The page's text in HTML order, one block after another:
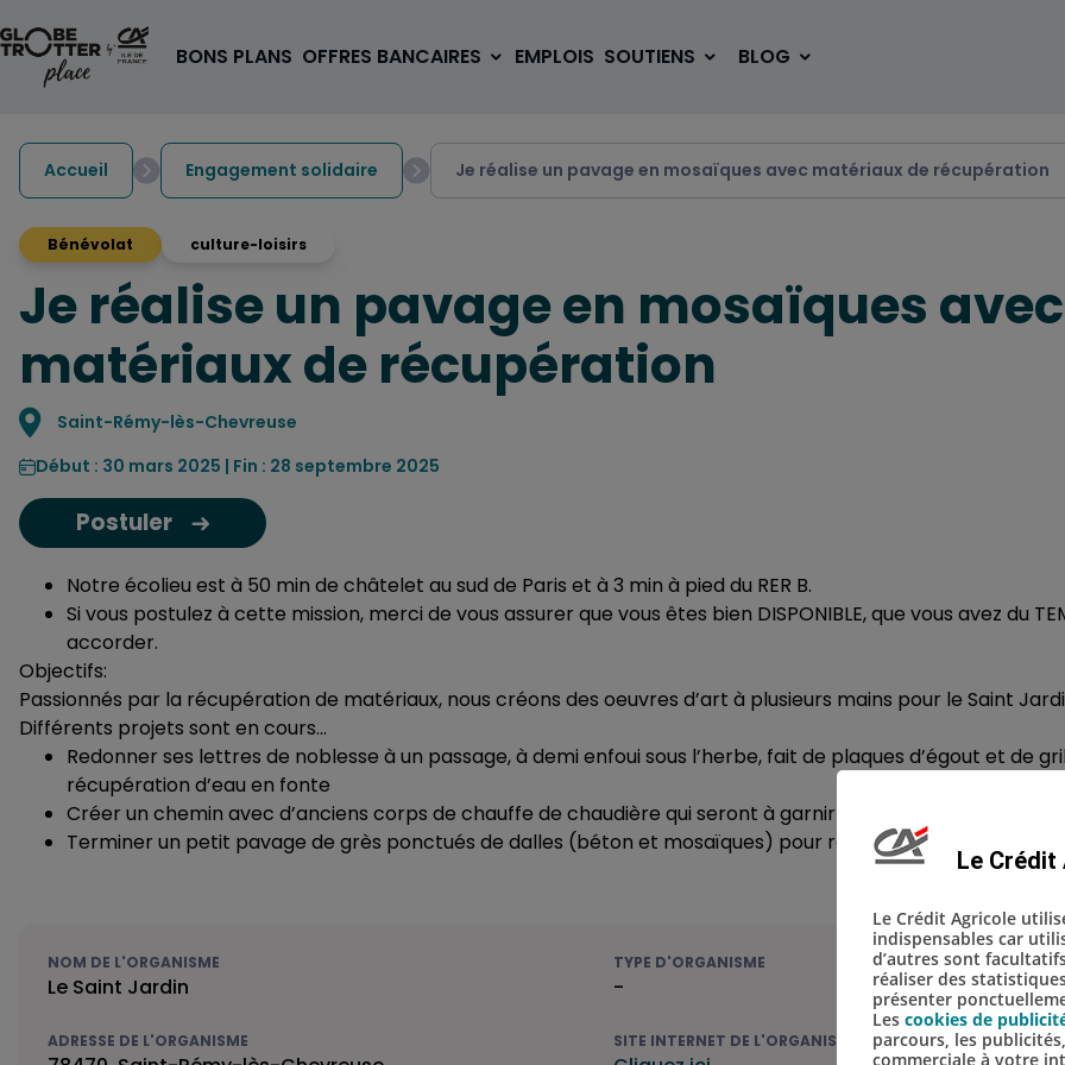
BONS PLANS OFFRES BANCAIRES EMPLOIS SOUTIENS BLOG
1 carte, 0 frais à l'étranger
pour les 18/30 ans VOYAGER ÉTUDIER
Accueil Engagement solidaire Je réalise un pavage en mosaïques avec matériaux de récupération
Bénévolat culture-loisirs
Je réalise un pavage en mosaïques avec
matériaux de récupération
Localisation
Saint-Rémy-lès-Chevreuse
Début : 30 mars 2025 | Fin : 28 septembre 2025
Postuler
Notre écolieu est à 50 min de châtelet au sud de Paris et à 3 min à pied du RER B.
Si vous postulez à cette mission, merci de vous assurer que vous êtes bien DISPONIBLE, que vous avez du
accorder.
Objectifs:
Passionnés par la récupération de matériaux, nous créons des oeuvres d’art à plusieurs mains pour le Saint
Différents projets sont en cours…
Redonner ses lettres de noblesse à un passage, à demi enfoui sous l’herbe, fait de plaques d’égout et de
récupération d’eau en fonte
Créer un chemin avec d’anciens corps de chauffe de chaudière qui seront à garnir de ciment puis de
Terminer un petit pavage de grès ponctués de dalles (béton et mosaïques) pour rejoindre l’abri bricolage
NOM DE L'ORGANISME
Le Saint Jardin
TYPE D'ORGANISME
-
ADRESSE DE L'ORGANISME SITE INTERNET DE L'ORGANISME
Le
Le Crédit Agricole
indispensables car
d’autres sont
réaliser des
présenter
Les cookies de
parcours, les
commerciale à votre